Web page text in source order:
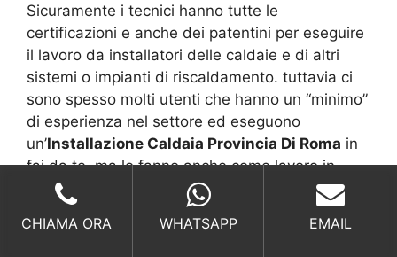
Sicuramente i tecnici hanno tutte le
certificazioni e anche dei patentini per eseguire
il lavoro da installatori delle caldaie e di altri
sistemi o impianti di riscaldamento. tuttavia ci
sono spesso molti utenti che hanno un “minimo”
di esperienza nel settore ed eseguono
un’Installazione Caldaia Provincia Di Roma in
fai da te, ma lo fanno anche come lavoro in
nero.
Non si sa la cifra esatta di coloro che hanno
CHIAMA ORA WHATSAPP EMAIL